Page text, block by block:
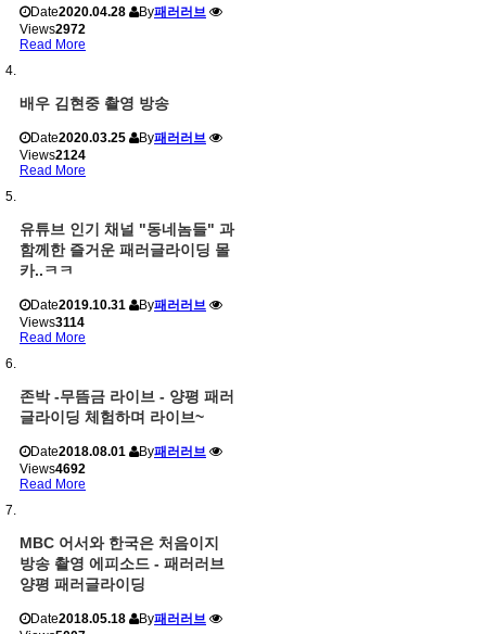
Date2020.04.28 By패러러브
Views2972
Read More
배우 김현중 촬영 방송
Date2020.03.25 By패러러브
Views2124
Read More
유튜브 인기 채널 "동네놈들" 과
함께한 즐거운 패러글라이딩 몰
카..ㅋㅋ
Date2019.10.31 By패러러브
Views3114
Read More
존박 -무뜸금 라이브 - 양평 패러
글라이딩 체험하며 라이브~
Date2018.08.01 By패러러브
Views4692
Read More
MBC 어서와 한국은 처음이지
방송 촬영 에피소드 - 패러러브
양평 패러글라이딩
Date2018.05.18 By패러러브